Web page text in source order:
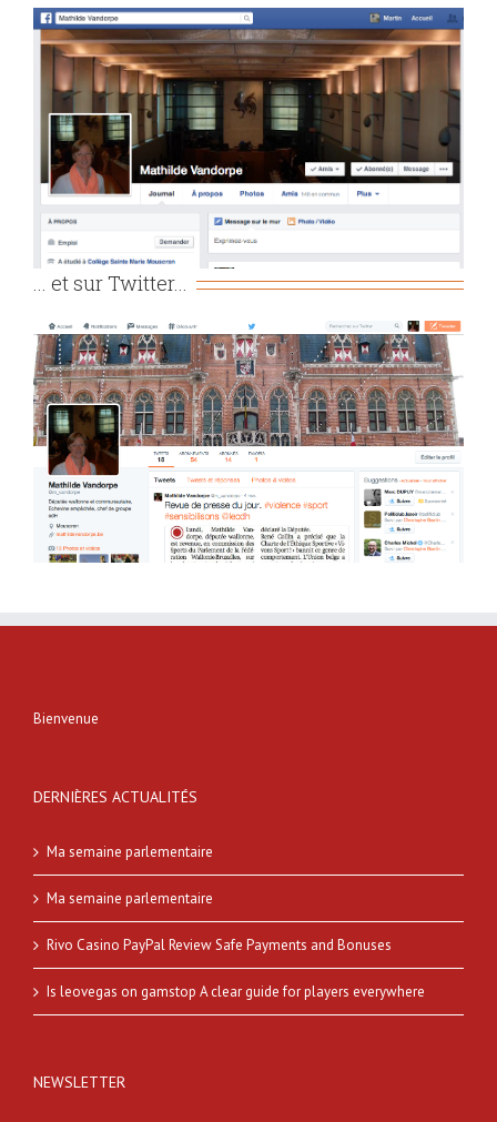
... et sur Twitter...
Bienvenue
DERNIÈRES ACTUALITÉS
Ma semaine parlementaire
Ma semaine parlementaire
Rivo Casino PayPal Review Safe Payments and Bonuses
Is leovegas on gamstop A clear guide for players everywhere
NEWSLETTER